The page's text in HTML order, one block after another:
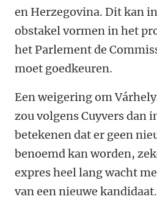
en Herzegovina. Dit kan
obstakel vormen in het
het Parlement de
moet goedkeuren.
Een weigering om
zou volgens Cuyvers dan
betekenen dat er geen
benoemd kan worden,
expres heel lang wacht
van een nieuwe